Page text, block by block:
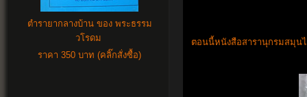
ตำรายากลางบ้าน ของ พระธรรม
วโรดม
ราคา 350 บาท (คลิ๊กสั่งซื้อ)
ตอนนี้หนังสือสารานุกรมสมุน